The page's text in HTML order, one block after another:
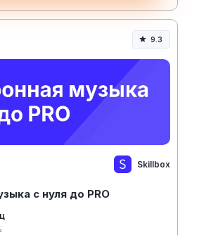
9.3
Skillbox
с нуля до PRO